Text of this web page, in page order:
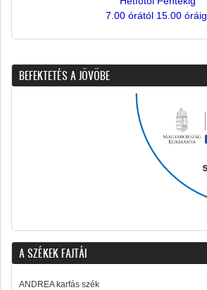
7.00 órától 15.00 óráig.
BEFEKTETÉS A JÖVÖBE
A SZÉKEK FAJTÁI
ANDREA karfás szék